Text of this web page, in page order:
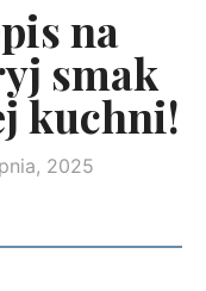
na
smak
kuchni!
2025